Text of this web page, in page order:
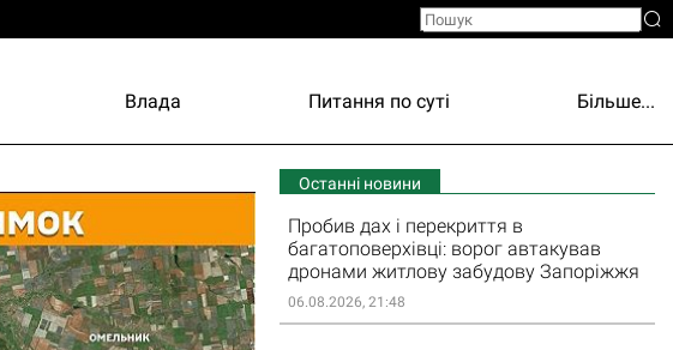
Влада Питання по суті Більше...
Останні новини
Пробив дах і перекриття в
багатоповерхівці: ворог автакував
дронами житлову забудову Запоріжжя
06.08.2026, 21:48